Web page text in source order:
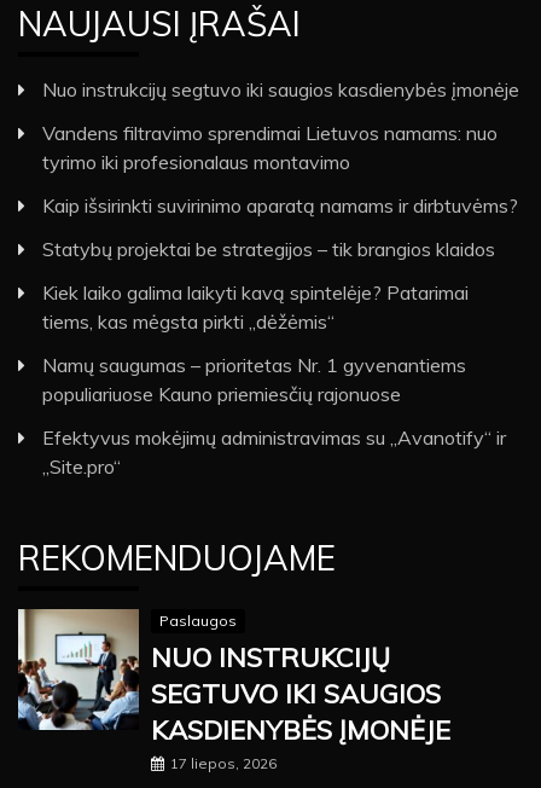
NAUJAUSI ĮRAŠAI
Nuo instrukcijų segtuvo iki saugios kasdienybės įmonėje
Vandens filtravimo sprendimai Lietuvos namams: nuo
tyrimo iki profesionalaus montavimo
Kaip išsirinkti suvirinimo aparatą namams ir dirbtuvėms?
Statybų projektai be strategijos – tik brangios klaidos
Kiek laiko galima laikyti kavą spintelėje? Patarimai
tiems, kas mėgsta pirkti „dėžėmis“
Namų saugumas – prioritetas Nr. 1 gyvenantiems
populiariuose Kauno priemiesčių rajonuose
Efektyvus mokėjimų administravimas su „Avanotify“ ir
„Site.pro“
REKOMENDUOJAME
Paslaugos
NUO INSTRUKCIJŲ
SEGTUVO IKI SAUGIOS
KASDIENYBĖS ĮMONĖJE
17 liepos, 2026